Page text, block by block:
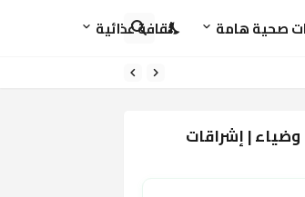
صحية هامة
ثقافة غذائية
| إشراقات